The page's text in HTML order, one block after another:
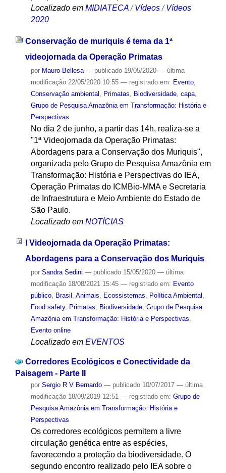
Localizado em MIDIATECA /Vídeos /Vídeos
2020
Conservação de muriquis é tema da 1ª
videojornada da Operação Primatas
por Mauro Bellesa — publicado19/05/2020 — última
modificação22/05/2020 10:55 — registrado em: Evento,
Conservação ambiental
Primatas Biodiversidade, capa,
Grupo de Pesquisa Amazônia em Transformação: História e
Perspectivas
No dia 2 de junho, a partir das 14h, realiza-se a
"1ª Videojornada da Operação Primatas:
Abordagens para a Conservação dos Muriquis",
organizada pelo Grupo de Pesquisa Amazônia em
Transformação: História e Perspectivas do IEA,
Operação Primatas do ICMBio-MMA e Secretaria
de Infraestrutura e Meio Ambiente do Estado de
São Paulo.
Localizado em NOTÍCIAS
I Videojornada da Operação Primatas:
Abordagens para a Conservação dos Muriquis
por Sandra Sedini — publicado15/05/2020 — última
modificação18/08/2021 15:45 — registrado em: Evento
público, Brasil , Animais, Ecossistemas, Política Ambiental ,
Food safety, Primatas, Biodiversidade, Grupo de Pesquisa
Amazônia em Transformação: História e Perspectivas,
Evento online
Localizado em EVENTOS
Corredores Ecológicos e Conectividade da
Paisagem - Parte II
por Sergio R V Bernardo — publicado10/07/2017 — última
modificação18/09/2019 12:51 — registrado em: Grupo de
Pesquisa Amazônia em Transformação: História e
Perspectivas
Os corredores ecológicos permitem a livre
circulação genética entre as espécies,
favorecendo a proteção da biodiversidade. O
segundo encontro realizado pelo IEA sobre o